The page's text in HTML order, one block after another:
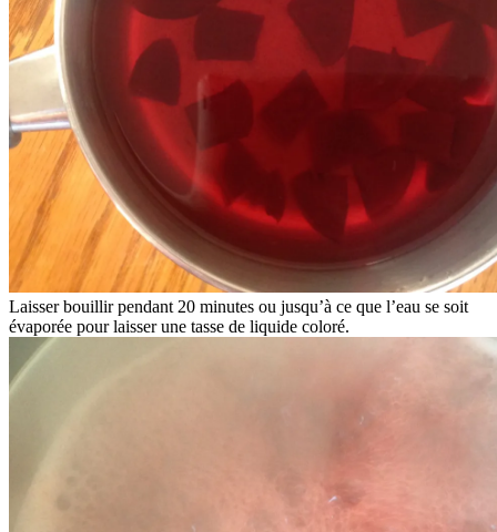
Laisser bouillir pendant 20 minutes ou jusqu’à ce que l’eau se soit
évaporée pour laisser une tasse de liquide coloré.